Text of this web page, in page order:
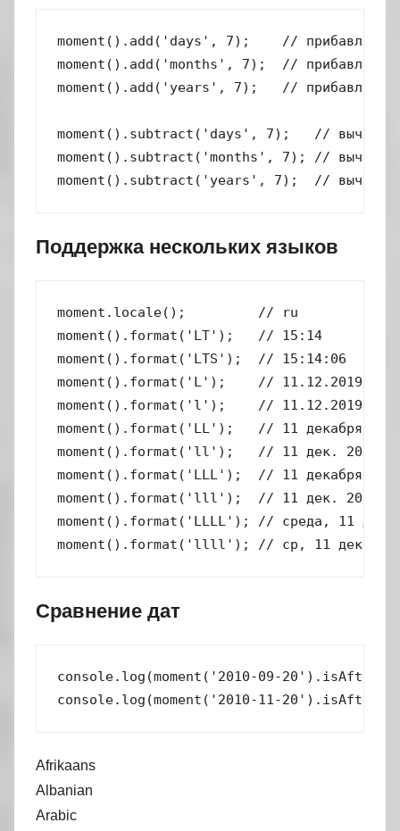
moment().add('days', 7);    // прибавляет к
moment().add('months', 7);  // прибавляет
moment().add('years', 7);   // прибавляет к
moment().subtract('days', 7);   // вычитает
moment().subtract('months', 7); // вычитает
moment().subtract('years', 7);  // вычитает
Поддержка нескольких языков
moment.locale();         // ru
moment().format('LT');   // 15:14
moment().format('LTS');  // 15:14:06
moment().format('L');    // 11.12.2019
moment().format('l');    // 11.12.2019
moment().format('LL');   // 11 декабря
moment().format('ll');   // 11 дек. 2019
moment().format('LLL');  // 11 декабря
moment().format('lll');  // 11 дек. 2019
moment().format('LLLL'); // среда, 11
moment().format('llll'); // ср, 11 дек.
Сравнение дат
console.log(moment('2010-09-
console.log(moment('2010-11-
Afrikaans
Albanian
Arabic